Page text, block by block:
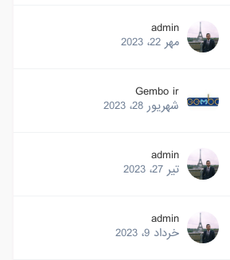
admin
مهر 22، 2023
Gembo ir
شهریور 28، 2023
admin
تیر 27، 2023
admin
خرداد 9، 2023